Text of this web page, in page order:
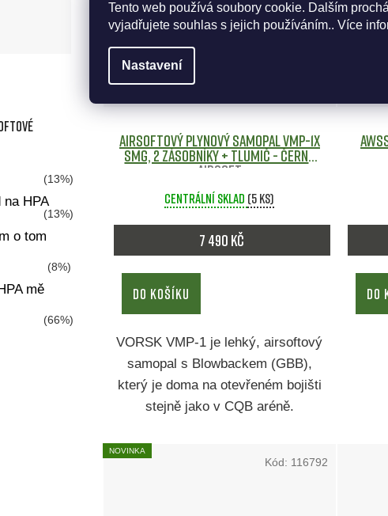
Tento web používá soubory cookie. Dalším
vyjadřujete souhlas s jejich používáním.. Více
Nastavení
(13%)
na HPA
(13%)
o tom
(8%)
mě
(66%)
Airsoftový plynový samopal VMP-1X
SMG, 2 zásobníky + tlumič - černý
Airsoft
Centrální sklad (5 ks)
7 490 Kč
DO KOŠÍKU
VORSK VMP-1 je lehký, airsoftový
samopal s Blowbackem (GBB),
který je doma na otevřeném bojišti
stejně jako v CQB aréně.
DO
NOVINKA
Kód: 116792